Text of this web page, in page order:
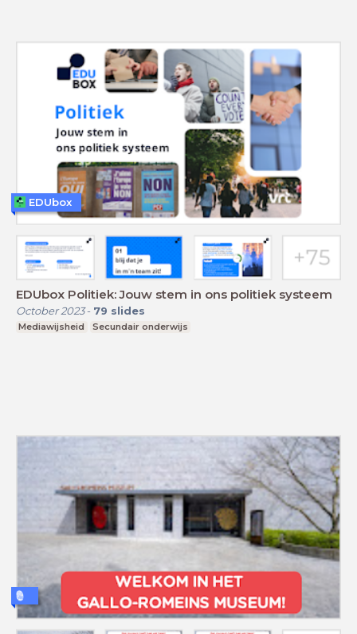
EDUbox Politiek: Jouw stem in ons politiek systeem
October 2023- 79 slides
Mediawijsheid Secundair onderwijs
EDUbox